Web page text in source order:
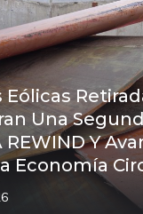
Eólicas
Una
REWIND Y
Economía